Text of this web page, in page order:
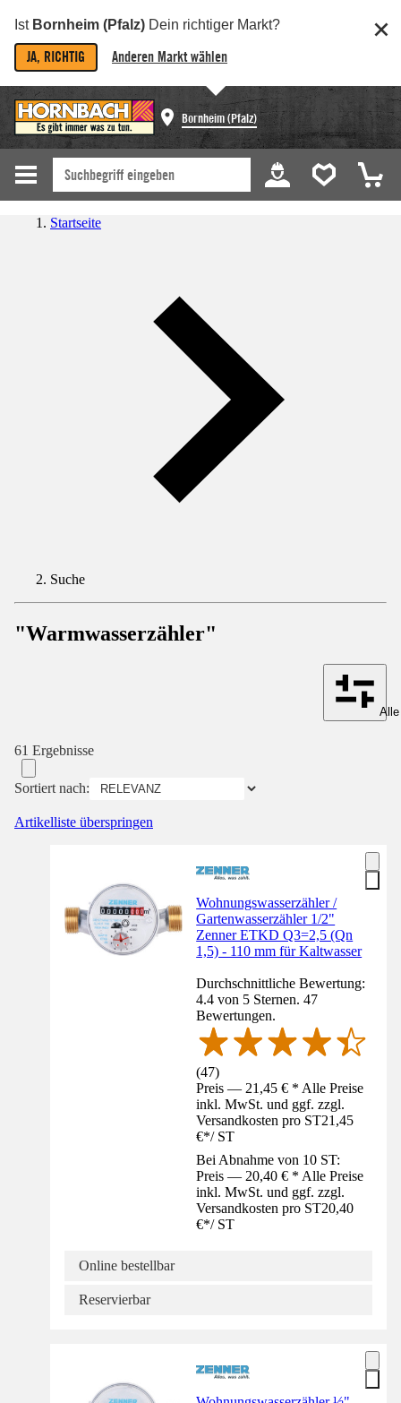
Ist Bornheim (Pfalz) Dein richtiger Markt?
JA, RICHTIG Anderen Markt wählen
Bornheim (Pfalz)
Startseite
Suche
"Warmwasserzähler"
61 Ergebnisse
Sortiert nach:
Artikelliste überspringen
Wohnungswasserzähler /
Gartenwasserzähler 1/2"
Zenner ETKD Q3=2,5 (Qn
1,5) - 110 mm für Kaltwasser
Durchschnittliche Bewertung:
4.4 von 5 Sternen. 47
Bewertungen.
(47)
Preis — 21,45 € * Alle Preise
inkl. MwSt. und ggf. zzgl.
Versandkosten pro ST21,45
€*/ ST
Bei Abnahme von 10 ST:
Preis — 20,40 € * Alle Preise
inkl. MwSt. und ggf. zzgl.
Versandkosten pro ST20,40
€*/ ST
Online bestellbar
Reservierbar